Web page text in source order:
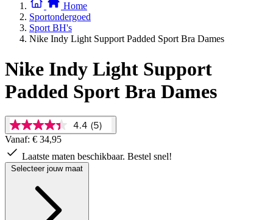
Home
Sportondergoed
Sport BH's
Nike Indy Light Support Padded Sport Bra Dames
Nike Indy Light Support
Padded Sport Bra Dames
4.4
van
5
sterren,
gemiddelde
Reviews.
Dezelfde
4.4 (5)
Vanaf: € 34,95
Laatste maten beschikbaar. Bestel snel!
Selecteer jouw maat